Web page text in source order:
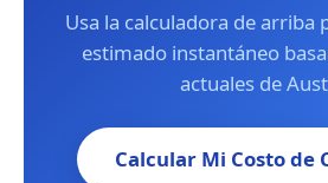
Usa la calculadora de arriba
estimado instantáneo
actuales de
Calcular Mi Costo de